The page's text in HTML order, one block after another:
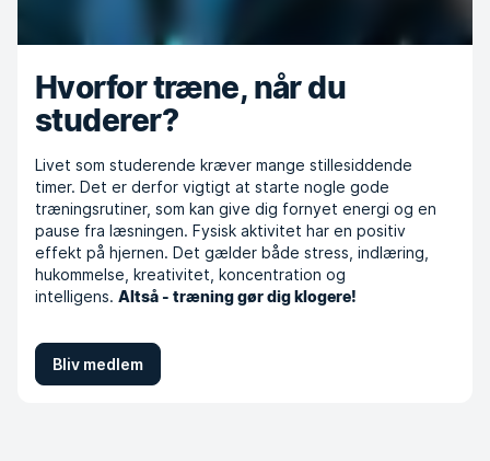
Hvorfor træne, når du
studerer?
Livet som studerende kræver mange stillesiddende
timer. Det er derfor vigtigt at starte nogle gode
træningsrutiner, som kan give dig fornyet energi og en
pause fra læsningen. Fysisk aktivitet har en positiv
effekt på hjernen. Det gælder både stress, indlæring,
hukommelse, kreativitet, koncentration og
intelligens. Altså - træning gør dig klogere!
Bliv medlem